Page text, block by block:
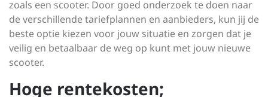
zoals een scooter. Door goed onderzoek te doen naar
de verschillende tariefplannen en aanbieders, kun jij de
beste optie kiezen voor jouw situatie en zorgen dat je
veilig en betaalbaar de weg op kunt met jouw nieuwe
scooter.
Hoge rentekosten;